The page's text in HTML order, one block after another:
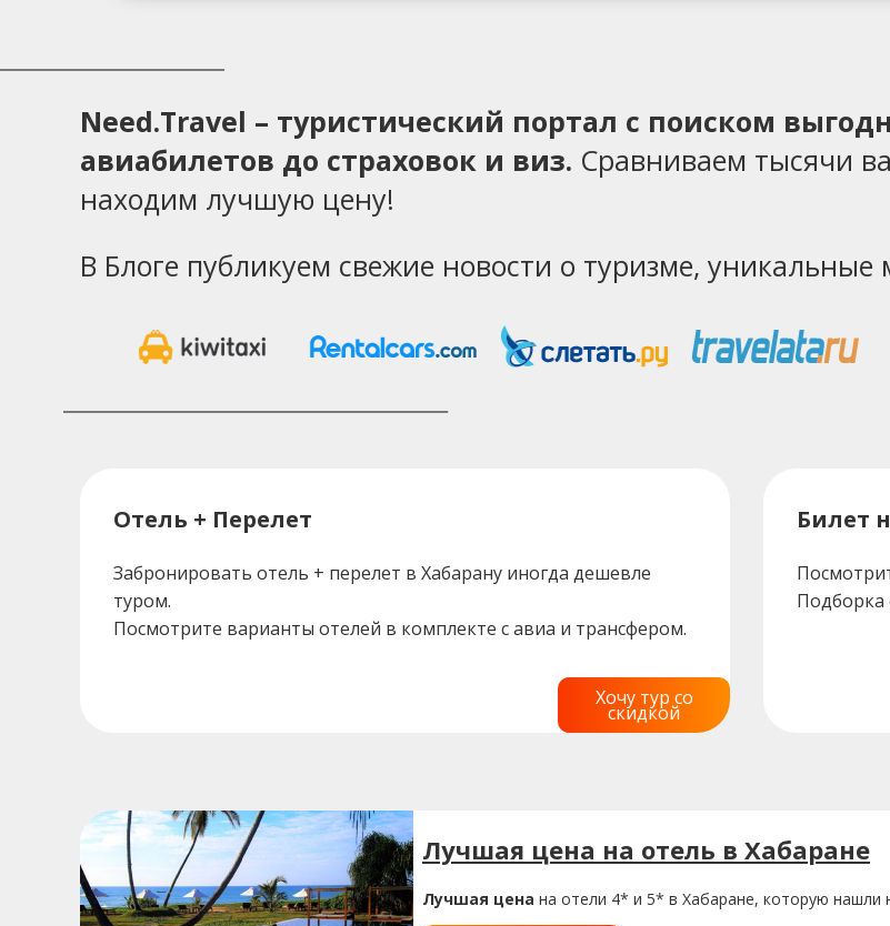
Need.Travel – туристический портал с поиском
авиабилетов до страховок и виз. Сравниваем тысячи
находим лучшую цену!
В Блоге публикуем свежие новости о туризме,
Отель + Перелет
Забронировать отель + перелет в Хабарану иногда дешевле
туром.
Посмотрите варианты отелей в комплекте с авиа и трансфером.
Хочу тур со
скидкой
Билет
Подборка
Лучшая цена на отель в Хабаране
Лучшая цена на отели 4* и 5* в Хабаране, которую нашли